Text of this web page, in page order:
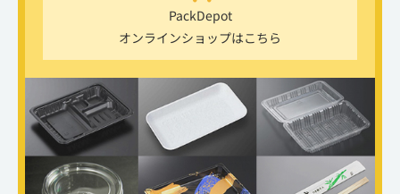
PackDepot
オンラインショップはこちら